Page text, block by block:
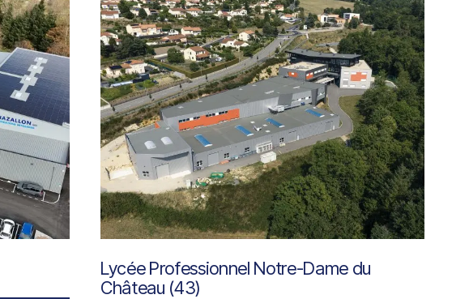
Lycée Professionnel Notre-Dame du
Château (43)